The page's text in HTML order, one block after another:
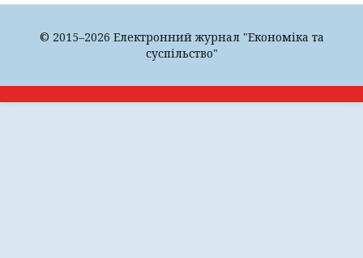
© 2015–2026 Електронний журнал "Економіка та
суспільство"